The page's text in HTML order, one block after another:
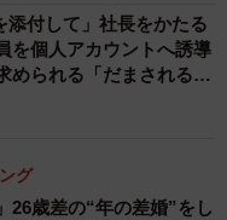
ので、さらに注意が必
番号を知らないから
違い。ECサイトなど
いて暗証番号を知って
添付して」社長をかたる
個人アカウントへ誘導
られる「だまされる前
グ
26歳差の“年の差婚”をし